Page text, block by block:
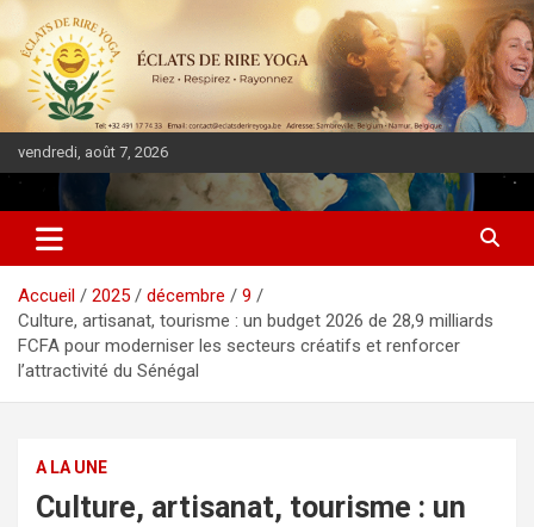
vendredi, août 7, 2026
DIASPORA PULSE
Accueil 2025 décembre
9
Culture, artisanat, tourisme : un budget 2026 de 28,9 milliards
FCFA pour moderniser les secteurs créatifs et renforcer
l’attractivité du Sénégal
A LA UNE
Culture, artisanat, tourisme : un